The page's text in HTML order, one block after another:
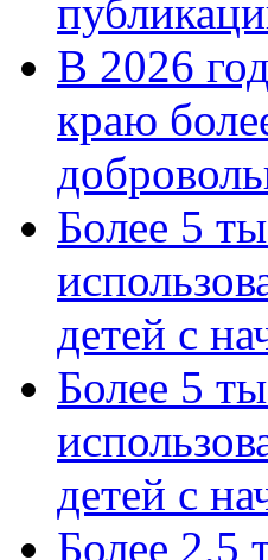
В 2026
краю
Более 5
детей с
Более 5
детей с
Более 2,5